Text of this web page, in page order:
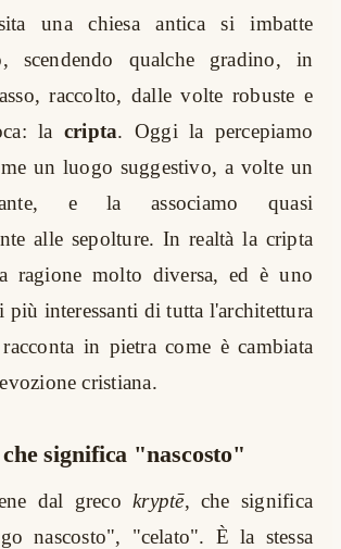
una chiesa antica si imbatte
scendendo qualche gradino, in
raccolto, dalle volte robuste e
la cripta. Oggi la percepiamo
un luogo suggestivo, a volte un
e la associamo quasi
alle sepolture. In realtà la cripta
ragione molto diversa, ed è uno
più interessanti di tutta l'architettura
racconta in pietra come è cambiata
cristiana.
significa "nascosto"
dal grecokryptē, che significa
nascosto", "celato". È la stessa